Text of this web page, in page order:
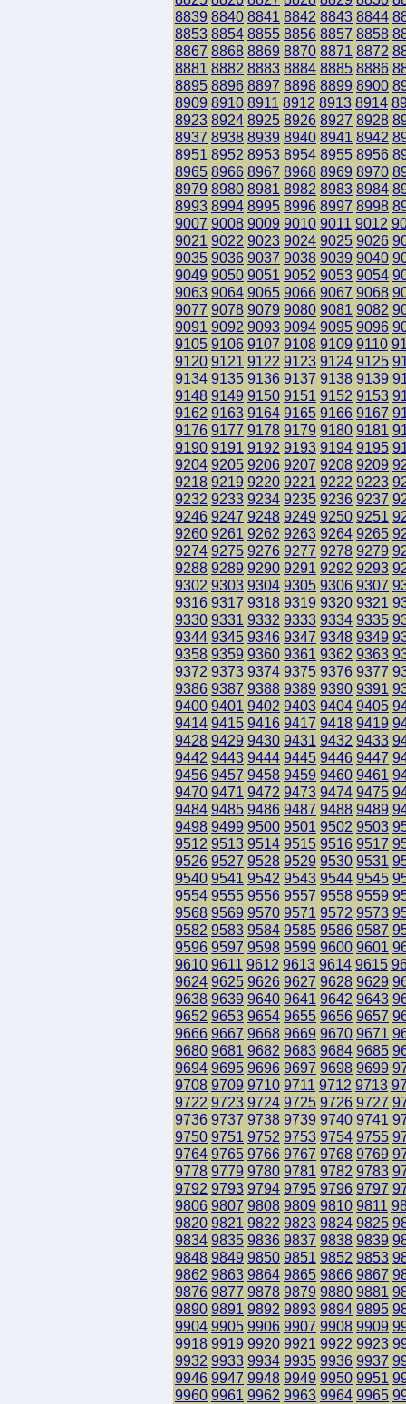
8839 8840 8841 8842 8843 8844
8853 8854 8855 8856 8857 8858
8867 8868 8869 8870 8871 8872
8881 8882 8883 8884 8885 8886
8895 8896 8897 8898 8899 8900
8909 8910 8911 8912 8913 8914
8923 8924 8925 8926 8927 8928
8937 8938 8939 8940 8941 8942
8951 8952 8953 8954 8955 8956
8965 8966 8967 8968 8969 8970
8979 8980 8981 8982 8983 8984
8993 8994 8995 8996 8997 8998
9007 9008 9009 9010 9011 9012
9021 9022 9023 9024 9025 9026
9035 9036 9037 9038 9039 9040
9049 9050 9051 9052 9053 9054
9063 9064 9065 9066 9067 9068
9077 9078 9079 9080 9081 9082
9091 9092 9093 9094 9095 9096
9105 9106 9107 9108 9109 9110
9120 9121 9122 9123 9124 9125
9134 9135 9136 9137 9138 9139
9148 9149 9150 9151 9152 9153
9162 9163 9164 9165 9166 9167
9176 9177 9178 9179 9180 9181
9190 9191 9192 9193 9194 9195
9204 9205 9206 9207 9208 9209
9218 9219 9220 9221 9222 9223
9232 9233 9234 9235 9236 9237
9246 9247 9248 9249 9250 9251
9260 9261 9262 9263 9264 9265
9274 9275 9276 9277 9278 9279
9288 9289 9290 9291 9292 9293
9302 9303 9304 9305 9306 9307
9316 9317 9318 9319 9320 9321
9330 9331 9332 9333 9334 9335
9344 9345 9346 9347 9348 9349
9358 9359 9360 9361 9362 9363
9372 9373 9374 9375 9376 9377
9386 9387 9388 9389 9390 9391
9400 9401 9402 9403 9404 9405
9414 9415 9416 9417 9418 9419
9428 9429 9430 9431 9432 9433
9442 9443 9444 9445 9446 9447
9456 9457 9458 9459 9460 9461
9470 9471 9472 9473 9474 9475
9484 9485 9486 9487 9488 9489
9498 9499 9500 9501 9502 9503
9512 9513 9514 9515 9516 9517
9526 9527 9528 9529 9530 9531
9540 9541 9542 9543 9544 9545
9554 9555 9556 9557 9558 9559
9568 9569 9570 9571 9572 9573
9582 9583 9584 9585 9586 9587
9596 9597 9598 9599 9600 9601
9610 9611 9612 9613 9614 9615
9624 9625 9626 9627 9628 9629
9638 9639 9640 9641 9642 9643
9652 9653 9654 9655 9656 9657
9666 9667 9668 9669 9670 9671
9680 9681 9682 9683 9684 9685
9694 9695 9696 9697 9698 9699
9708 9709 9710 9711 9712 9713
9722 9723 9724 9725 9726 9727
9736 9737 9738 9739 9740 9741
9750 9751 9752 9753 9754 9755
9764 9765 9766 9767 9768 9769
9778 9779 9780 9781 9782 9783
9792 9793 9794 9795 9796 9797
9806 9807 9808 9809 9810 9811
9820 9821 9822 9823 9824 9825
9834 9835 9836 9837 9838 9839
9848 9849 9850 9851 9852 9853
9862 9863 9864 9865 9866 9867
9876 9877 9878 9879 9880 9881
9890 9891 9892 9893 9894 9895
9904 9905 9906 9907 9908 9909
9918 9919 9920 9921 9922 9923
9932 9933 9934 9935 9936 9937
9946 9947 9948 9949 9950 9951
9960 9961 9962 9963 9964 9965